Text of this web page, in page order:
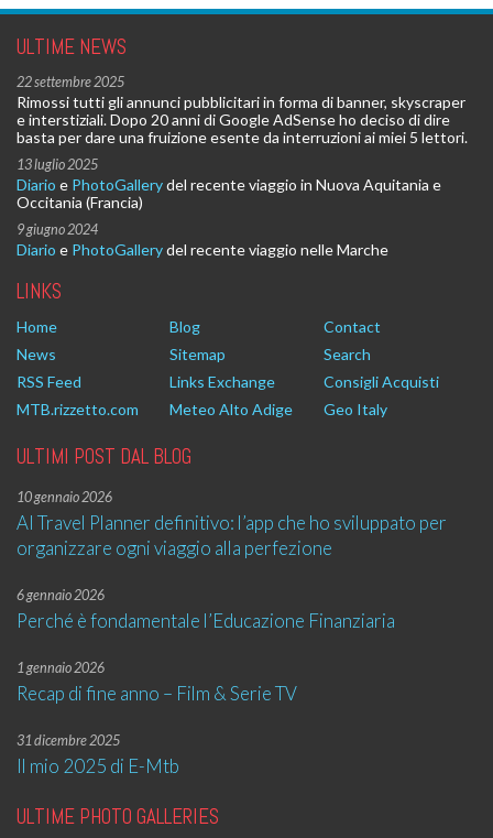
ULTIME NEWS
22 settembre 2025
Rimossi tutti gli annunci pubblicitari in forma di banner, skyscraper
e interstiziali. Dopo 20 anni di Google AdSense ho deciso di dire
basta per dare una fruizione esente da interruzioni ai miei 5 lettori.
13 luglio 2025
Diario e PhotoGallerydel recente viaggio in Nuova Aquitania e
Occitania (Francia)
9 giugno 2024
Diario e PhotoGallerydel recente viaggio nelle Marche
LINKS
Home Blog
Contact
News
Sitemap
Search
RSS Feed
Links Exchange
Consigli Acquisti
MTB.rizzetto.com
Meteo Alto Adige Geo Italy
ULTIMI POST DAL BLOG
10 gennaio 2026
AI Travel Planner definitivo: l’app che ho sviluppato per
organizzare ogni viaggio alla perfezione
6 gennaio 2026
Perché è fondamentale l’Educazione Finanziaria
1 gennaio 2026
Recap di fine anno – Film & Serie TV
31 dicembre 2025
Il mio 2025 di E-Mtb
ULTIME PHOTO GALLERIES